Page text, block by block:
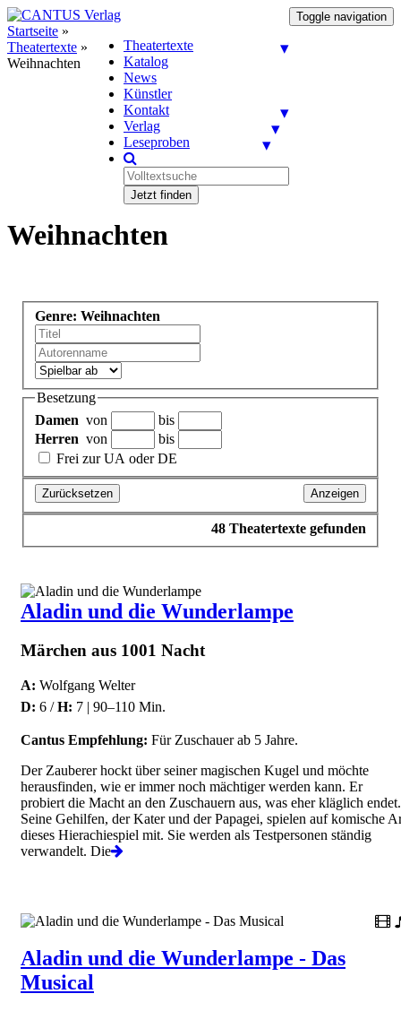
Toggle navigation
Theatertexte
Katalog
News
Künstler
Kontakt
Verlag
Leseproben
Jetzt finden
Startseite »
Theatertexte »
Weihnachten
Weihnachten
Genre: Weihnachten
Besetzung
Damen von
bis
Herren von
bis
Frei zur UA oder DE
Anzeigen
Zurücksetzen
48 Theatertexte gefunden
Aladin und die Wunderlampe
Märchen aus 1001 Nacht
A: Wolfgang Welter
D: 6 /H: 7 | 90–110 Min.
Cantus Empfehlung: Für Zuschauer ab 5 Jahre.
Der Zauberer hockt über seiner magischen Kugel und möchte
herausfinden, wie er immer noch mächtiger werden kann. Er
probiert die Macht an den Zuschauern aus, was eher kläglich endet.
Seine Gehilfen, der Kater und der Papagei, spielen auf komische
dieses Hierachiespiel mit. Sie werden als Testpersonen ständig
verwandelt. Die
Aladin und die Wunderlampe - Das
Musical